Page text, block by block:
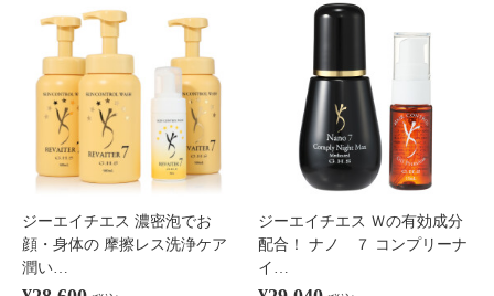
ジーエイチエス 濃密泡でお
顔・身体の 摩擦レス洗浄ケア
潤い…
ジーエイチエス Ｗの有効成分
配合！ ナノ ７ コンプリーナ
イ…